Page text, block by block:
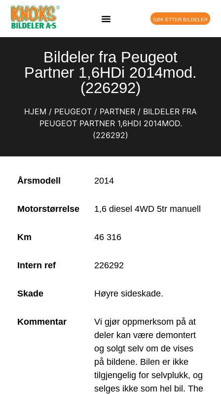
SØK ETTER BILDELER
Bildeler fra Peugeot
Partner 1,6HDi 2014mod.
(226292)
HJEM / PEUGEOT / PARTNER / BILDELER FRA
PEUGEOT PARTNER 1,6HDI 2014MOD.
(226292)
Årsmodell 2014
Motorstørrelse 1,6 diesel 4WD 5tr manuell
Km 46 316
Intern ref 226292
Skade Høyre sideskade.
Kommentar
Vi gjør oppmerksom på at
deler kan være demontert
og solgt selv om de vises
på bildene. Bilen er ikke
tilgjengelig for selvplukk, og
selges ikke som hel bil. The